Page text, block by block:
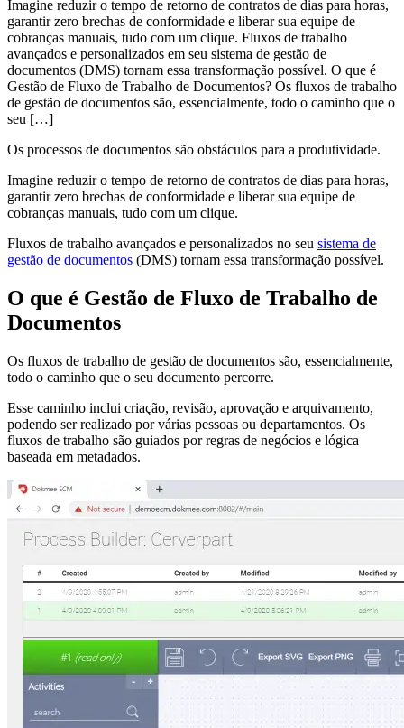
Imagine reduzir o tempo de retorno de contratos de dias para horas,
garantir zero brechas de conformidade e liberar sua equipe de
cobranças manuais, tudo com um clique. Fluxos de trabalho
avançados e personalizados em seu sistema de gestão de
documentos (DMS) tornam essa transformação possível. O que é
Gestão de Fluxo de Trabalho de Documentos? Os fluxos de trabalho
de gestão de documentos são, essencialmente, todo o caminho que o
seu […]
Os processos de documentos são obstáculos para a produtividade.
Imagine reduzir o tempo de retorno de contratos de dias para horas,
garantir zero brechas de conformidade e liberar sua equipe de
cobranças manuais, tudo com um clique.
Fluxos de trabalho avançados e personalizados no seu sistema de
gestão de documentos (DMS) tornam essa transformação possível.
O que é Gestão de Fluxo de Trabalho de
Documentos
Os fluxos de trabalho de gestão de documentos são, essencialmente,
todo o caminho que o seu documento percorre.
Esse caminho inclui criação, revisão, aprovação e arquivamento,
podendo ser realizado por várias pessoas ou departamentos. Os
fluxos de trabalho são guiados por regras de negócios e lógica
baseada em metadados.